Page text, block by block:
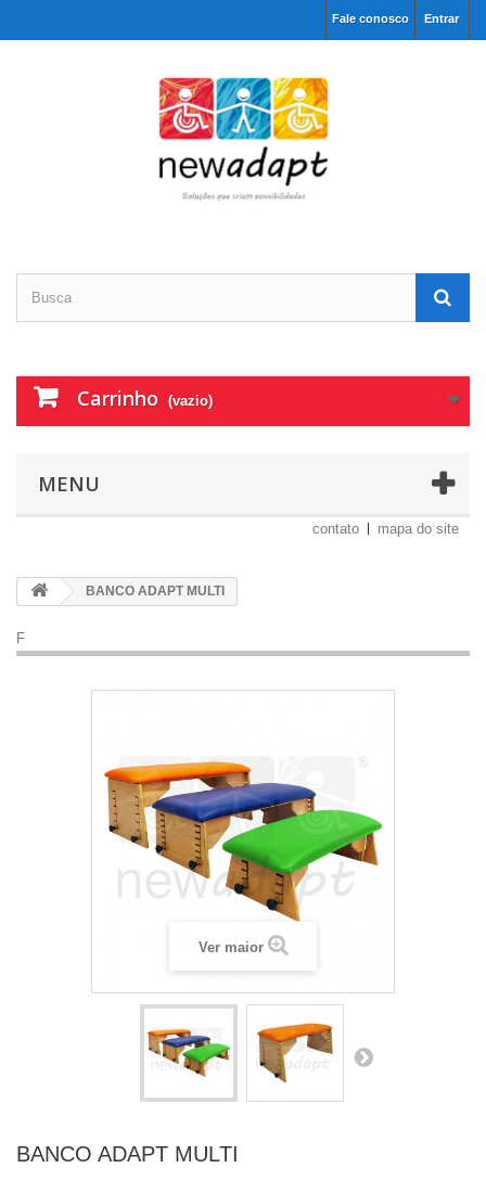
Entrar
Fale conosco
Carrinho (vazio)
MENU
contato mapa do site
BANCO ADAPT MULTI
F
Ver maior
BANCO ADAPT MULTI